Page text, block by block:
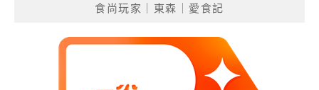
食尚玩家｜東森｜愛食記